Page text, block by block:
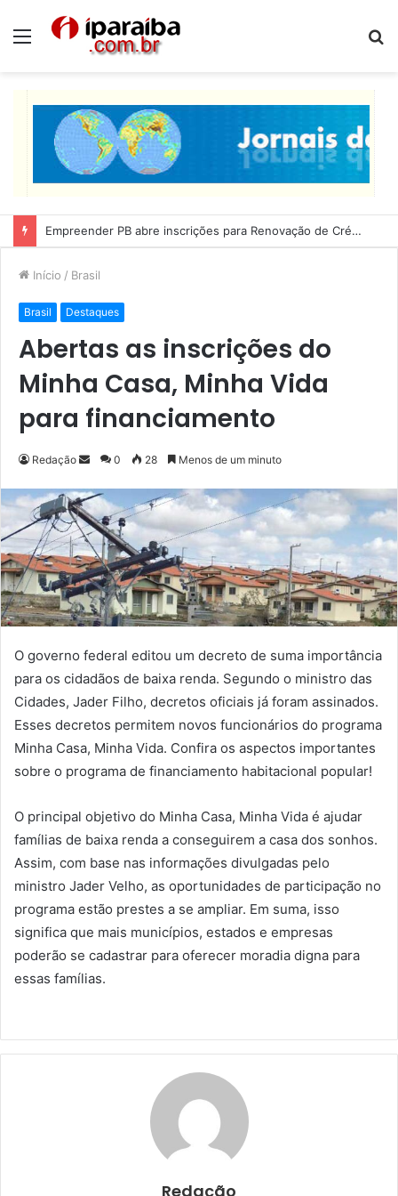
Menu
Empreender PB abre inscrições para Renovação de Crédito
Início / Brasil
Brasil Destaques
Abertas as inscrições do
Minha Casa, Minha Vida
para financiamento
Redação
n
d
e
u
m
e
-
m
a
0 28 Menos de um minuto
O governo federal editou um decreto de suma importância
para os cidadãos de baixa renda. Segundo o ministro das
Cidades, Jader Filho, decretos oficiais já foram assinados.
Esses decretos permitem novos funcionários do programa
Minha Casa, Minha Vida. Confira os aspectos importantes
sobre o programa de financiamento habitacional popular!
O principal objetivo do Minha Casa, Minha Vida é ajudar
famílias de baixa renda a conseguirem a casa dos sonhos.
Assim, com base nas informações divulgadas pelo
ministro Jader Velho, as oportunidades de participação no
programa estão prestes a se ampliar. Em suma, isso
significa que mais municípios, estados e empresas
poderão se cadastrar para oferecer moradia digna para
essas famílias.
Redação